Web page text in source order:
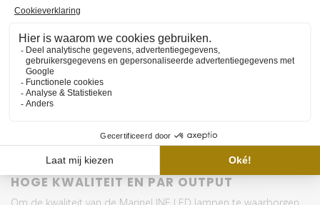
Aantal lengtes
Controller mogelijk
Ja, 8CH Wifi (optioneel)
Schijnhoek
120°
Wattage per lamp
18W
Lumen per Watt
Opties
1 jaar
HOGE KWALITEIT EN PAR OUTPUT